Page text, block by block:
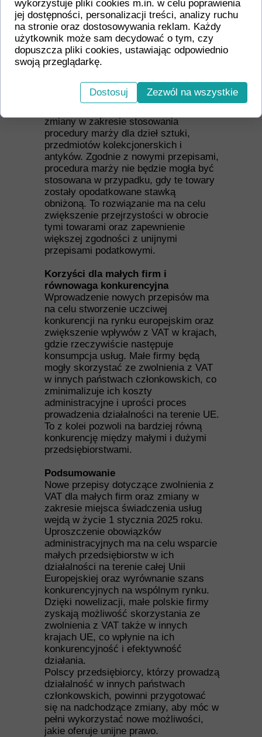
że VAT będzie rozliczany w kraju, gdzie
faktycznie ma miejsce konsumpcja tych
usług. Przykładowo, jeśli transmisję
internetową koncertu zakupuje
konsument, VAT zostanie pobrany w
kraju jego zamieszkania lub siedziby.
Ograniczenia dotyczące procedury
zmiany w zakresie stosowania
procedury marży dla dzieł sztuki,
przedmiotów kolekcjonerskich i
antyków. Zgodnie z nowymi przepisami,
procedura marży nie będzie mogła być
stosowana w przypadku, gdy te towary
zostały opodatkowane stawką
obniżoną. To rozwiązanie ma na celu
zwiększenie przejrzystości w obrocie
tymi towarami oraz zapewnienie
większej zgodności z unijnymi
przepisami podatkowymi.
Korzyści dla małych firm i
równowaga konkurencyjna
Wprowadzenie nowych przepisów ma
na celu stworzenie uczciwej
konkurencji na rynku europejskim oraz
zwiększenie wpływów z VAT w krajach,
gdzie rzeczywiście następuje
konsumpcja usług. Małe firmy będą
mogły skorzystać ze zwolnienia z VAT
w innych państwach członkowskich, co
zminimalizuje ich koszty
administracyjne i uprości proces
prowadzenia działalności na terenie UE.
To z kolei pozwoli na bardziej równą
konkurencję między małymi i dużymi
przedsiębiorstwami.
Podsumowanie
Nowe przepisy dotyczące zwolnienia z
VAT dla małych firm oraz zmiany w
zakresie miejsca świadczenia usług
wejdą w życie 1 stycznia 2025 roku.
Uproszczenie obowiązków
administracyjnych ma na celu wsparcie
małych przedsiębiorstw w ich
działalności na terenie całej Unii
Europejskiej oraz wyrównanie szans
konkurencyjnych na wspólnym rynku.
Dzięki nowelizacji, małe polskie firmy
zyskają możliwość skorzystania ze
zwolnienia z VAT także w innych
krajach UE, co wpłynie na ich
konkurencyjność i efektywność
działania.
Polscy przedsiębiorcy, którzy prowadzą
działalność w innych państwach
członkowskich, powinni przygotować
się na nadchodzące zmiany, aby móc w
pełni wykorzystać nowe możliwości,
jakie oferuje unijne prawo.
wykorzystuje pliki cookies m.in. w celu poprawienia
jej dostępności, personalizacji treści, analizy ruchu
na stronie oraz dostosowywania reklam. Każdy
użytkownik może sam decydować o tym, czy
dopuszcza pliki cookies, ustawiając odpowiednio
swoją przeglądarkę.
Dostosuj Zezwól na wszystkie